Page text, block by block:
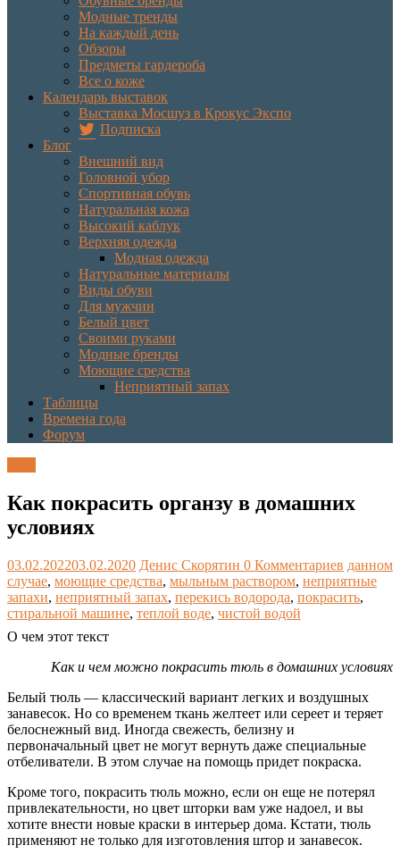
Модные тренды
На каждый день
Обзоры
Предметы гардероба
Все о коже
Календарь выставок
Выставка Мосшуз в Крокус Экспо
Подписка
Блог
Внешний вид
Головной убор
Спортивная обувь
Натуральная кожа
Высокий каблук
Верхняя одежда
Модная одежда
Натуральные материалы
Виды обуви
Для мужчин
Белый цвет
Своими руками
Модные бренды
Моющие средства
Неприятный запах
Таблицы
Времена года
Форум
Как покрасить органзу в домашних
условиях
03.02.202203.02.2020 Денис Скорятин 0 Комментариев данном
случае, моющие средства, мыльным раствором, неприятные
запахи, неприятный запах, перекись водорода, покрасить,
стиральной машине, теплой воде, чистой водой
О чем этот текст
Как и чем можно покрасить тюль в домашних условиях
Белый тюль — классический вариант легких и воздушных
занавесок. Но со временем ткань желтеет или сереет и теряет
белоснежный вид. Иногда свежесть, белизну и
первоначальный цвет не могут вернуть даже специальные
отбеливатели. В этом случае на помощь придет покраска.
Кроме того, покрасить тюль можно, если он еще не потерял
привлекательности, но цвет шторки вам уже надоел, и вы
хотите внести новые краски в интерьер дома. Кстати, тюль
применяют не только для изготовления штор и занавесок.